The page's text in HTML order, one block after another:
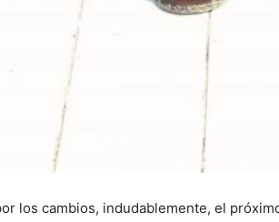
los cambios, indudablemente, el